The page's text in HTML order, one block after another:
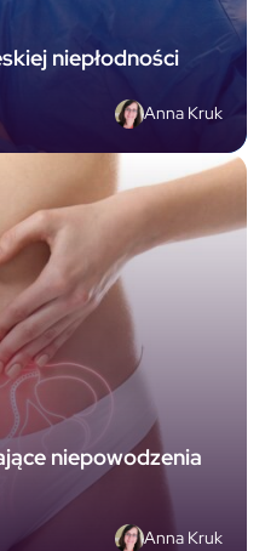
niepłodności
Anna Kruk
niepowodzenia
Anna Kruk